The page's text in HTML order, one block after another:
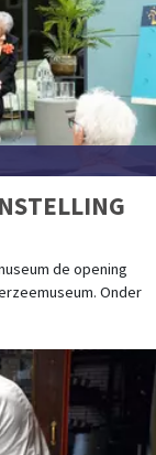
de opening
Onder